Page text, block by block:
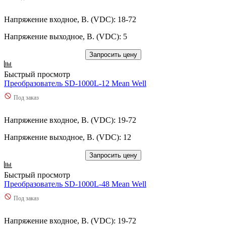
Напряжение входное, В. (VDC): 18-72
Напряжение выходное, В. (VDC): 5
Запросить цену
Быстрый просмотр
Преобразователь SD-1000L-12 Mean Well
Под заказ
Напряжение входное, В. (VDC): 19-72
Напряжение выходное, В. (VDC): 12
Запросить цену
Быстрый просмотр
Преобразователь SD-1000L-48 Mean Well
Под заказ
Напряжение входное, В. (VDC): 19-72